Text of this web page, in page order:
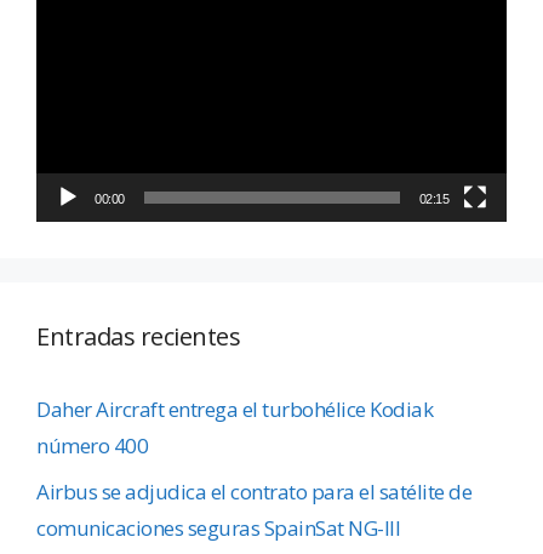
00:00 02:15
Entradas recientes
Daher Aircraft entrega el turbohélice Kodiak
número 400
Airbus se adjudica el contrato para el satélite de
comunicaciones seguras SpainSat NG-III